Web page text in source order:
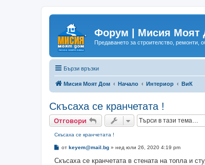
Форум | Мисия Моят
Предаването за строителство, ремонти,
Бързи връзки
Мисия Моят Дом Начало Интериор ВиК
Скъсаха се кранчетата !
Отговори
Скъсаха се кранчетата !
М
е
от keyem@mail.bg » нед юли 26, 2020 4:19 pm
Скъсаха се кранчетата в стената на топла и